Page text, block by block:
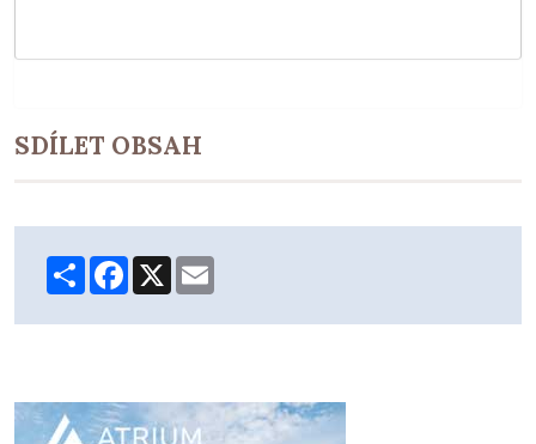
SDÍLET OBSAH
ShareFacebook
X